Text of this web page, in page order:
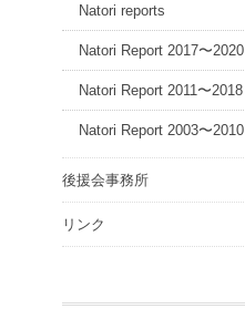
Natori reports
Natori Report 2017〜2020
Natori Report 2011〜2018
Natori Report 2003〜2010
後援会事務所
リンク